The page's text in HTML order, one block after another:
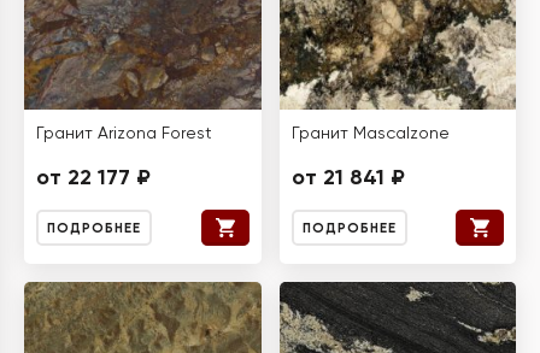
Гранит Arizona Forest
от 22 177 ₽
ПОДРОБНЕЕ
Гранит Mascalzone
от 21 841 ₽
ПОДРОБНЕЕ